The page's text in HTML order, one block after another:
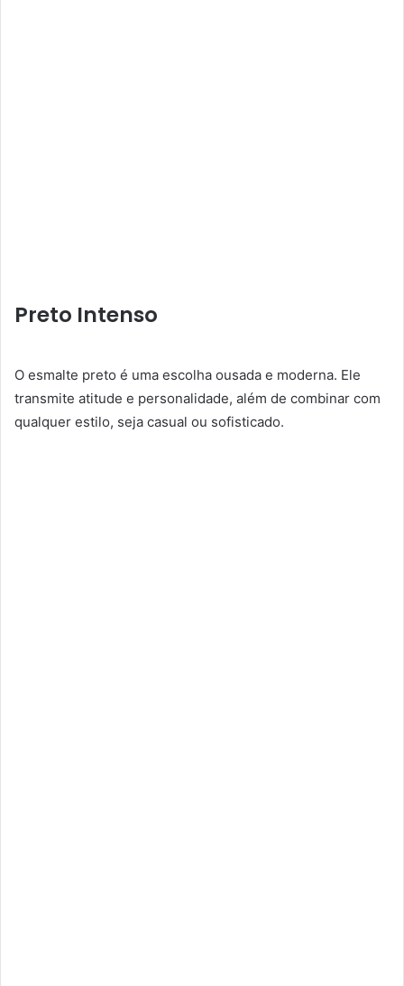
Preto Intenso
O esmalte preto é uma escolha ousada e moderna. Ele
transmite atitude e personalidade, além de combinar com
qualquer estilo, seja casual ou sofisticado.